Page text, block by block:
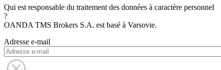
Qui est responsable du traitement des données à caractère personnel
?
OANDA TMS Brokers S.A. est basé à Varsovie.
Adresse e-mail